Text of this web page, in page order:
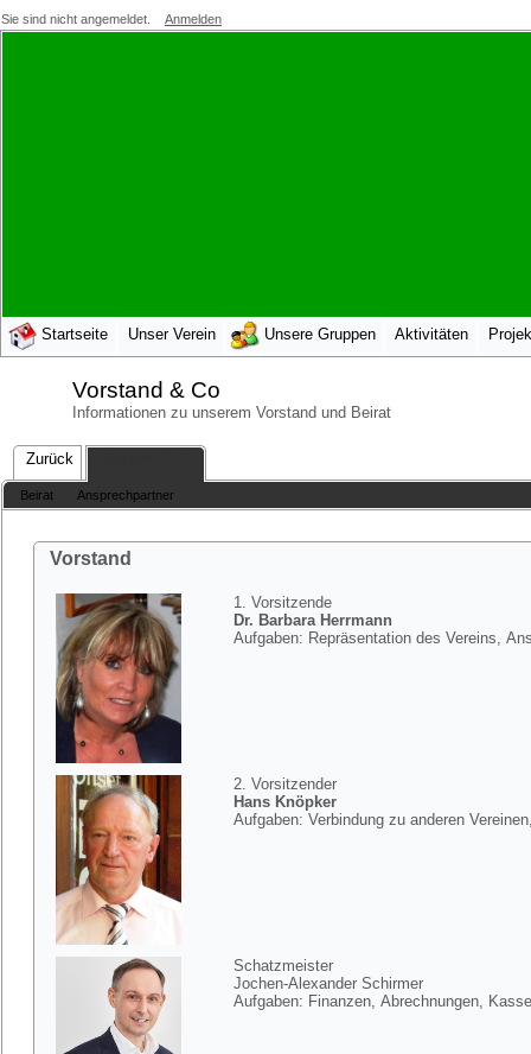
Sie sind nicht angemeldet. Anmelden
Startseite Unser Verein Unsere Gruppen Aktivitäten
Vorstand & Co
Informationen zu unserem Vorstand und Beirat
Zurück
Beirat Ansprechpartner
Vorstand
1. Vorsitzende
Dr. Barbara Herrmann
Aufgaben: Repräsentation des Vereins,
2. Vorsitzender
Hans Knöpker
Aufgaben: Verbindung zu anderen
Schatzmeister
Jochen-Alexander Schirmer
Aufgaben: Finanzen, Abrechnungen,